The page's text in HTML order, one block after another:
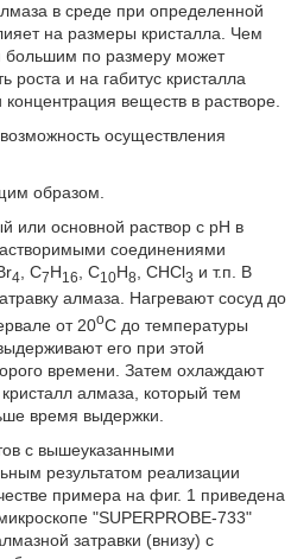
в среде при определенной
на размеры кристалла. Чем
по размеру может
роста и на габитус кристалла
веществ в растворе.
осуществления
образом.
или основной раствор с рН в
соединениями
4 , C7H16 , С10Н8 , СНСl3 и т.п. В
алмаза. Нагревают сосуд до
от 20oС до температуры
его при этой
времени. Затем охлаждают
алмаза, который тем
время выдержки.
с вышеуказанными
результатом реализации
примера на фиг. 1 приведена
"SUPERPROBE-733"
затравки (внизу) с